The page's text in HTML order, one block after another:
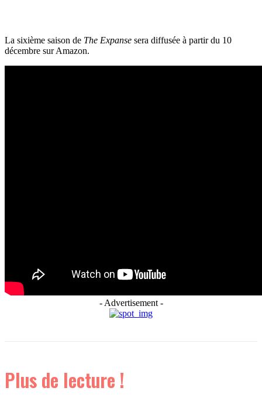
La sixième saison de The Expanse sera diffusée à partir du 10
décembre sur Amazon.
- Advertisement -
Plus de lecture !